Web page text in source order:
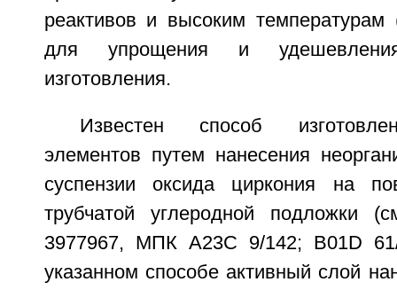
реактивов и высоким
для упрощения и
изготовления.
Известен способ
элементов путем нанесения
суспензии оксида циркония на
трубчатой углеродной
3977967, МПК A23C 9/142; B01D
указанном способе активный слой